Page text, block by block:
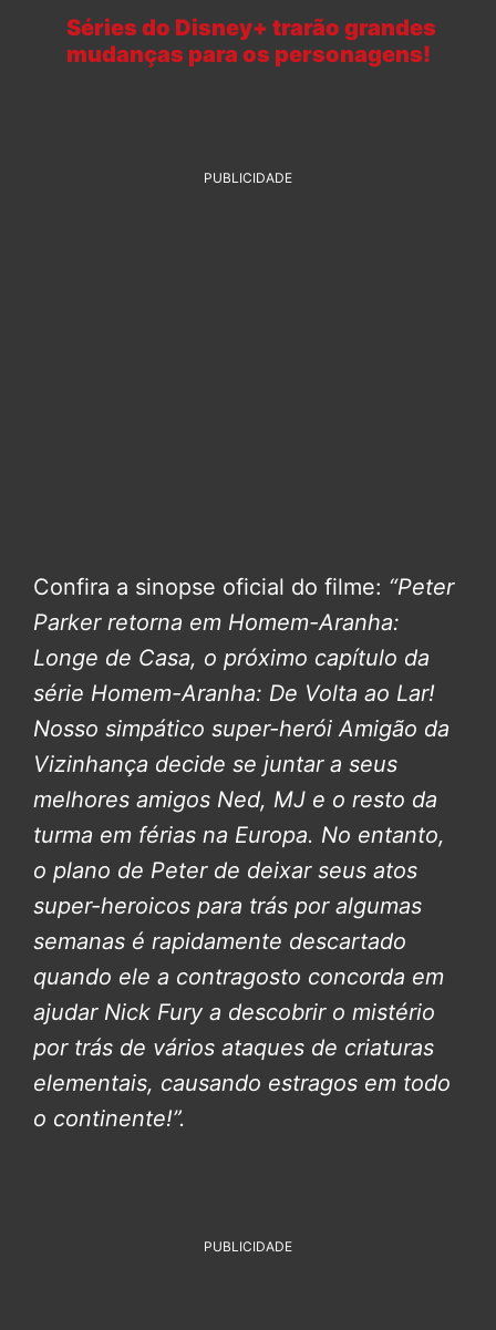
Séries do Disney+ trarão grandes
mudanças para os personagens!
PUBLICIDADE
Confira a sinopse oficial do filme: “Peter
Parker retorna em Homem-Aranha:
Longe de Casa, o próximo capítulo da
série Homem-Aranha: De Volta ao Lar!
Nosso simpático super-herói Amigão da
Vizinhança decide se juntar a seus
melhores amigos Ned, MJ e o resto da
turma em férias na Europa. No entanto,
o plano de Peter de deixar seus atos
super-heroicos para trás por algumas
semanas é rapidamente descartado
quando ele a contragosto concorda em
ajudar Nick Fury a descobrir o mistério
por trás de vários ataques de criaturas
elementais, causando estragos em todo
o continente!”.
PUBLICIDADE